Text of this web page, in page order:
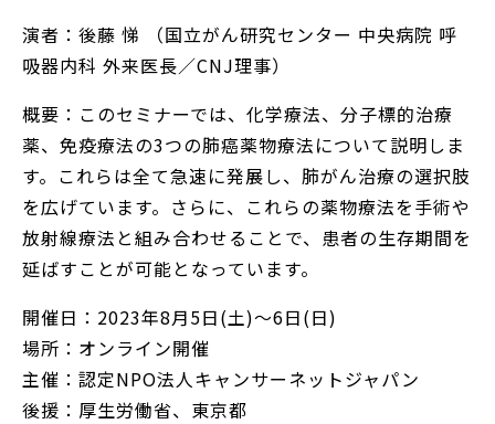
演者：後藤 悌 （国立がん研究センター 中央病院 呼
吸器内科 外来医長／CNJ理事）
概要：このセミナーでは、化学療法、分子標的治療
薬、免疫療法の3つの肺癌薬物療法について説明しま
す。これらは全て急速に発展し、肺がん治療の選択肢
を広げています。さらに、これらの薬物療法を手術や
放射線療法と組み合わせることで、患者の生存期間を
延ばすことが可能となっています。
開催日：2023年8月5日(土)～6日(日)
場所：オンライン開催
主催：認定NPO法人キャンサーネットジャパン
後援：厚生労働省、東京都